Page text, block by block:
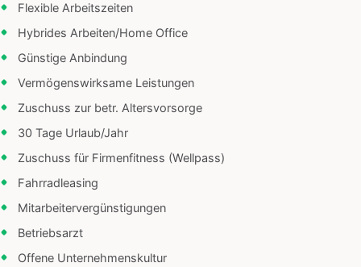
Flexible Arbeitszeiten
Hybrides Arbeiten/Home Office
Günstige Anbindung
Vermögenswirksame Leistungen
Zuschuss zur betr. Altersvorsorge
30 Tage Urlaub/Jahr
Zuschuss für Firmenfitness (Wellpass)
Fahrradleasing
Mitarbeitervergünstigungen
Betriebsarzt
Offene Unternehmenskultur